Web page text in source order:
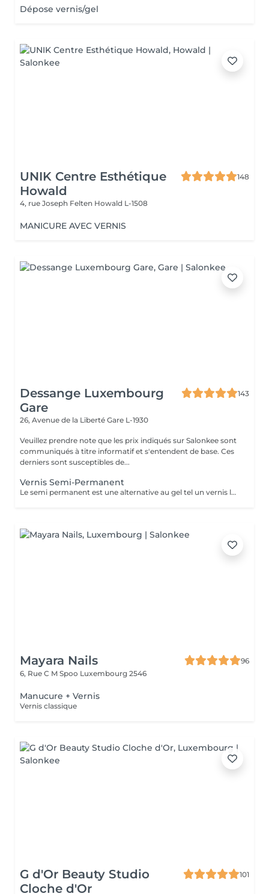
Dépose vernis/gel
UNIK Centre Esthétique
Howald
148
4, rue Joseph Felten Howald L-1508
MANICURE AVEC VERNIS
Dessange Luxembourg
Gare
143
26, Avenue de la Liberté Gare L-1930
Veuillez prendre note que les prix indiqués sur Salonkee sont
communiqués à titre informatif et s'entendent de base. Ces
derniers sont susceptibles de...
Vernis Semi-Permanent
Le semi permanent est une alternative au gel tel un vernis longue durée pour une durée de 2 à 3 semaines de tenue maximum. Le retrait doit se faire uniquement au salon et nous le recommandons de manière ponctuelle. La manucure sèche est comprise dans cette prestation . Comme chaque cliente est unique nous vous invitons à vous rapprocher d'une collaboratrice pour d'avantages d'informations .
Mayara Nails
96
6, Rue C M Spoo Luxembourg 2546
Manucure + Vernis
Vernis classique
G d'Or Beauty Studio
Cloche d'Or
101